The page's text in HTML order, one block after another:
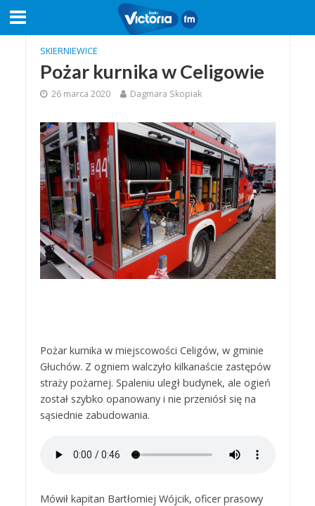
SKIERNIEWICE
Pożar kurnika w Celigowie
26 marca 2020 Dagmara Skopiak
Pożar kurnika w miejscowości Celigów, w gminie
Głuchów. Z ogniem walczyło kilkanaście zastępów
straży pożarnej. Spaleniu uległ budynek, ale ogień
został szybko opanowany i nie przeniósł się na
sąsiednie zabudowania.
Mówił kapitan Bartłomiej Wójcik, oficer prasowy